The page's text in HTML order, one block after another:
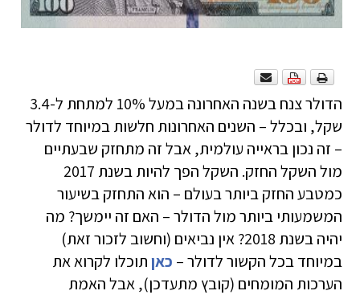
הדולר צנח בשנה האחרונה במעל 10% למתחת ל-3.4
שקל, ובכלל – השנים האחרונות חלשות במיוחד לדולר
– זה נכון בראייה עולמית, אבל זה מתחזק שבעתיים
מול השקל החזק. השקל הפך להיות בשנת 2017
כמטבע החזק ביותר בעולם – הוא התחזק בשיעור
המשמעותי ביותר מול הדולר – האם זה יימשך? מה
יהיה בשנת 2018? אין נביאים (וחשוב לזכור זאת)
במיוחד בכל הקשור לדולר – כאןתוכלו לקרוא את
הערכות המומחים (קובץ מתעדכן), אבל האמת